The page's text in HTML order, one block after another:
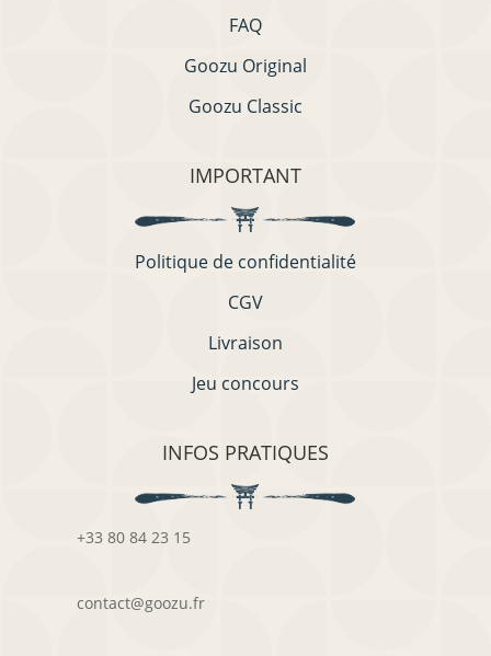
FAQ
Goozu Original
Goozu Classic
IMPORTANT
Politique de confidentialité
CGV
Livraison
Jeu concours
INFOS PRATIQUES
+33 80 84 23 15
contact@goozu.fr